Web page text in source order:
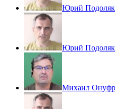
Юрий
Юрий
Михаил